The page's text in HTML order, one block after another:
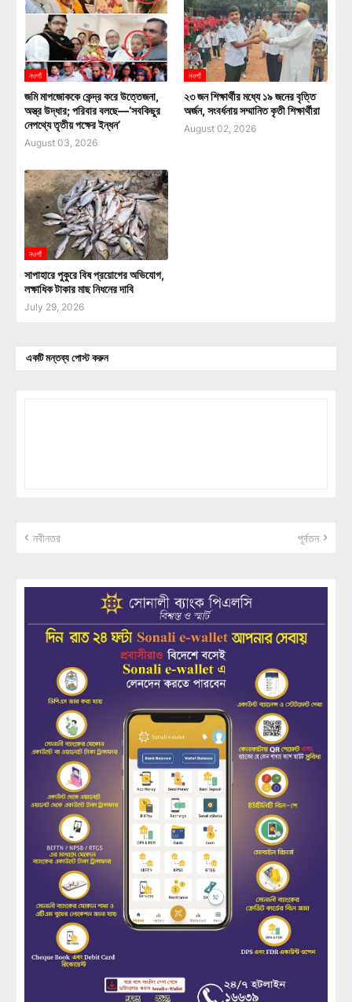
নওগাঁ
জমি মাপজোককে কেন্দ্র করে উত্তেজনা,
অস্ত্র উদ্ধার; পরিবার বলছে—‘সবকিছুর
নেপথ্যে তৃতীয় পক্ষের ইন্ধন’
August 03, 2026
নওগাঁ
২৩ জন শিক্ষার্থীর মধ্যে ১৯ জনের বৃত্তি
অর্জন, সংবর্ধনায় সম্মানিত কৃতী শিক্ষার্থীরা
August 02, 2026
নওগাঁ
সাপাহারে পুকুরে বিষ প্রয়োগের অভিযোগ,
লক্ষাধিক টাকার মাছ নিধনের দাবি
July 29, 2026
একটি মন্তব্য পোস্ট করুন
নবীনতর পূর্বতন